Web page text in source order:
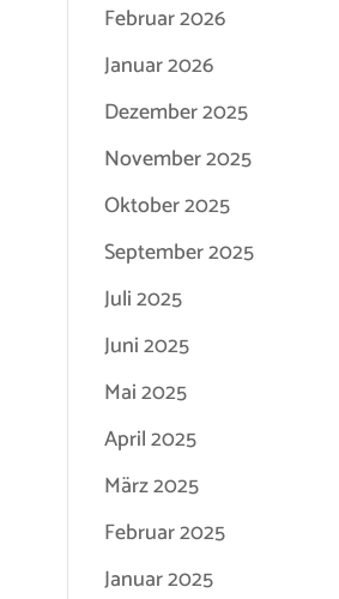
Februar 2026
Januar 2026
Dezember 2025
November 2025
Oktober 2025
September 2025
Juli 2025
Juni 2025
Mai 2025
April 2025
März 2025
Februar 2025
Januar 2025